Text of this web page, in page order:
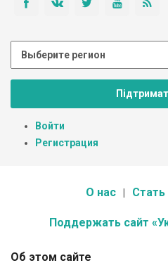
Войти
Регистрация
О нас
Поддержать сайт
Об этом сайте